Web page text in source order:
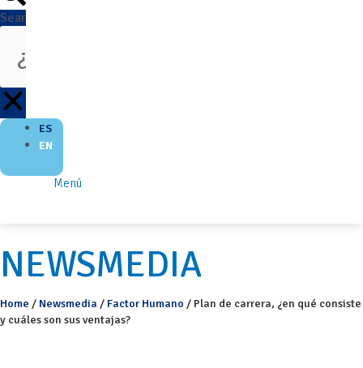
Search
ES
EN
Menú
NEWSMEDIA
Home / Newsmedia / Factor Humano / Plan de carrera, ¿en qué consiste
y cuáles son sus ventajas?